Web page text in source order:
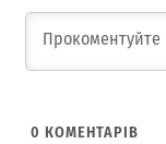
0 КОМЕНТАРІВ